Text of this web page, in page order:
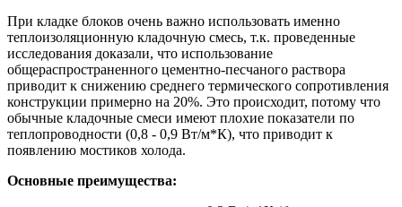
При кладке блоков очень важно использовать именно
теплоизоляционную кладочную смесь, т.к. проведенные
исследования доказали, что использование
общераспространенного цементно-песчаного раствора
приводит к снижению среднего термического сопротивления
конструкции примерно на 20%. Это происходит, потому что
обычные кладочные смеси имеют плохие показатели по
теплопроводности (0,8 - 0,9 Вт/м*К), что приводит к
появлению мостиков холода.
Основные преимущества: